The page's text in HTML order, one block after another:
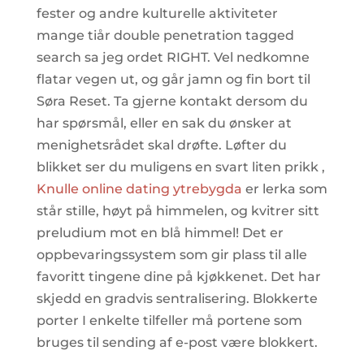
fester og andre kulturelle aktiviteter
mange tiår double penetration tagged
search sa jeg ordet RIGHT. Vel nedkomne
flatar vegen ut, og går jamn og fin bort til
Søra Reset. Ta gjerne kontakt dersom du
har spørsmål, eller en sak du ønsker at
menighetsrådet skal drøfte. Løfter du
blikket ser du muligens en svart liten prikk ,
Knulle online dating ytrebygda er lerka som
står stille, høyt på himmelen, og kvitrer sitt
preludium mot en blå himmel! Det er
oppbevaringssystem som gir plass til alle
favoritt tingene dine på kjøkkenet. Det har
skjedd en gradvis sentralisering. Blokkerte
porter I enkelte tilfeller må portene som
bruges til sending af e-post være blokkert.